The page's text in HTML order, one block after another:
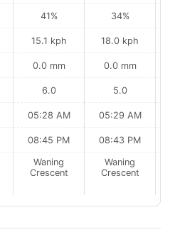
41%
15.1 kph
0.0 mm
6.0
05:28 AM
08:45 PM
Waning
Crescent
34%
18.0 kph
0.0 mm
5.0
05:29 AM
08:43 PM
Waning
Crescent